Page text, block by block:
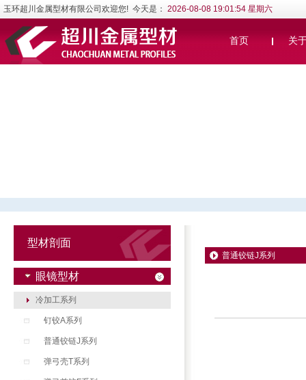
玉环超川金属型材有限公司欢迎您! 今天是： 2026-08-08 19:01:54 星期六
首页 关
型材剖面
眼镜型材
冷加工系列
钉铰A系列
普通铰链J系列
弹弓壳T系列
普通铰链J系列